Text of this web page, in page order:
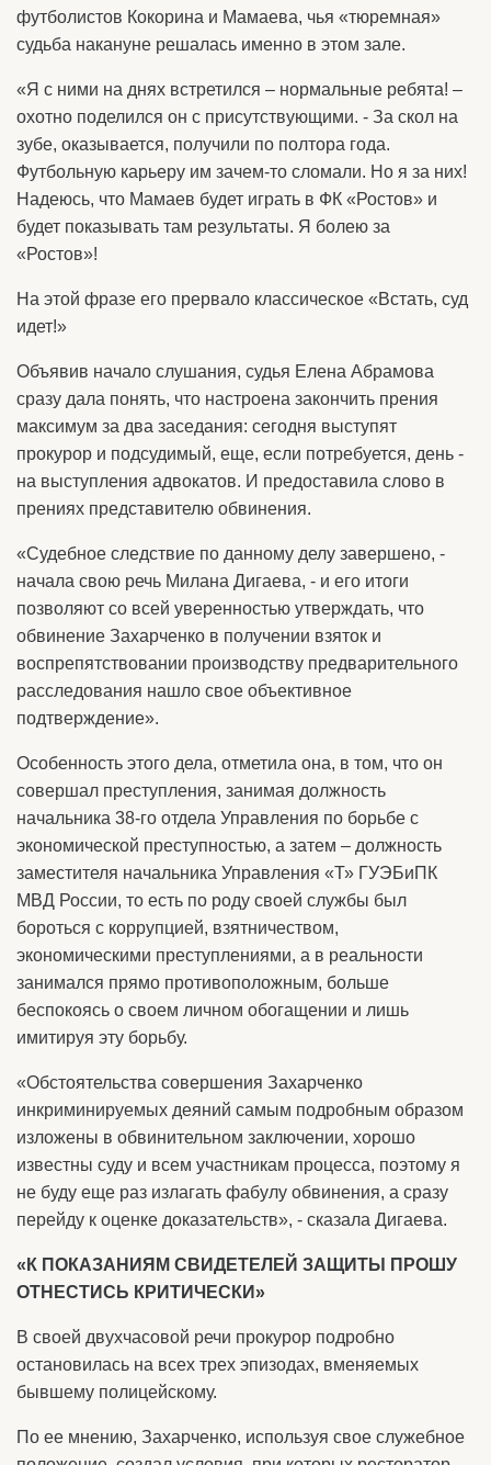
футболистов Кокорина и Мамаева, чья «тюремная»
судьба накануне решалась именно в этом зале.
«Я с ними на днях встретился – нормальные ребята! –
охотно поделился он с присутствующими. - За скол на
зубе, оказывается, получили по полтора года.
Футбольную карьеру им зачем-то сломали. Но я за них!
Надеюсь, что Мамаев будет играть в ФК «Ростов» и
будет показывать там результаты. Я болею за
«Ростов»!
На этой фразе его прервало классическое «Встать, суд
идет!»
Объявив начало слушания, судья Елена Абрамова
сразу дала понять, что настроена закончить прения
максимум за два заседания: сегодня выступят
прокурор и подсудимый, еще, если потребуется, день -
на выступления адвокатов. И предоставила слово в
прениях представителю обвинения.
«Судебное следствие по данному делу завершено, -
начала свою речь Милана Дигаева, - и его итоги
позволяют со всей уверенностью утверждать, что
обвинение Захарченко в получении взяток и
воспрепятствовании производству предварительного
расследования нашло свое объективное
подтверждение».
Особенность этого дела, отметила она, в том, что он
совершал преступления, занимая должность
начальника 38-го отдела Управления по борьбе с
экономической преступностью, а затем – должность
заместителя начальника Управления «Т» ГУЭБиПК
МВД России, то есть по роду своей службы был
бороться с коррупцией, взятничеством,
экономическими преступлениями, а в реальности
занимался прямо противоположным, больше
беспокоясь о своем личном обогащении и лишь
имитируя эту борьбу.
«Обстоятельства совершения Захарченко
инкриминируемых деяний самым подробным образом
изложены в обвинительном заключении, хорошо
известны суду и всем участникам процесса, поэтому я
не буду еще раз излагать фабулу обвинения, а сразу
перейду к оценке доказательств», - сказала Дигаева.
«К ПОКАЗАНИЯМ СВИДЕТЕЛЕЙ ЗАЩИТЫ ПРОШУ
ОТНЕСТИСЬ КРИТИЧЕСКИ»
В своей двухчасовой речи прокурор подробно
остановилась на всех трех эпизодах, вменяемых
бывшему полицейскому.
По ее мнению, Захарченко, используя свое служебное